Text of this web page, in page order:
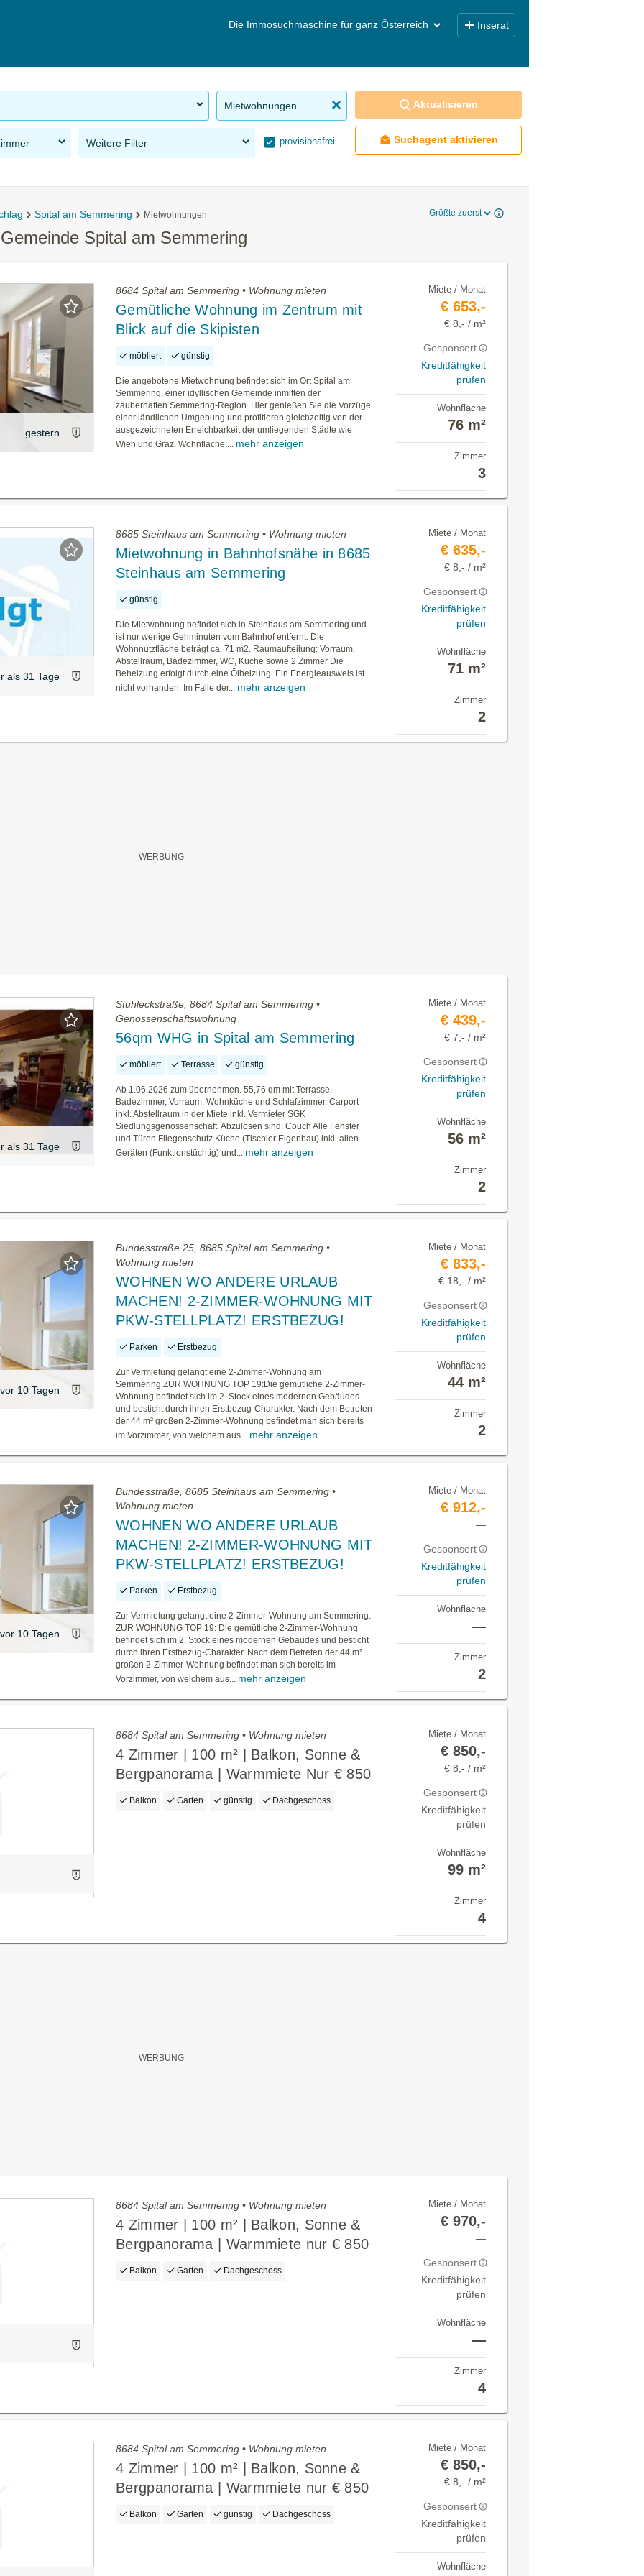
Die Immosuchmaschine für ganz Österreich Inserat
Mietwohnungen
Weitere Filter provisionsfrei
Aktualisieren
Suchagent aktivieren
Spital am Semmering Mietwohnungen Größte zuerst
Spital am Semmering
gestern
8684 Spital am Semmering • Wohnung mieten
Gemütliche Wohnung im Zentrum mit
Blick auf die Skipisten
möbliert günstig
Die angebotene Mietwohnung befindet sich im Ort Spital am
Semmering, einer idyllischen Gemeinde inmitten der
zauberhaften Semmering-Region. Hier genießen Sie die Vorzüge
einer ländlichen Umgebung und profitieren gleichzeitig von der
ausgezeichneten Erreichbarkeit der umliegenden Städte wie
Wien und Graz. Wohnfläche:... mehr anzeigen
Miete / Monat
€ 653,-
€ 8,- / m²
Gesponsert
Kreditfähigkeit
prüfen
Wohnfläche
76 m²
Zimmer
3
als 31 Tage
8685 Steinhaus am Semmering • Wohnung mieten
Mietwohnung in Bahnhofsnähe in 8685
Steinhaus am Semmering
günstig
Die Mietwohnung befindet sich in Steinhaus am Semmering und
ist nur wenige Gehminuten vom Bahnhof entfernt. Die
Wohnnutzfläche beträgt ca. 71 m2. Raumaufteilung: Vorraum,
Abstellraum, Badezimmer, WC, Küche sowie 2 Zimmer Die
Beheizung erfolgt durch eine Ölheizung. Ein Energieausweis ist
nicht vorhanden. Im Falle der... mehr anzeigen
Miete / Monat
€ 635,-
€ 8,- / m²
Gesponsert
Kreditfähigkeit
prüfen
Wohnfläche
71 m²
Zimmer
2
als 31 Tage
Stuhleckstraße, 8684 Spital am Semmering •
Genossenschaftswohnung
56qm WHG in Spital am Semmering
möbliert Terrasse günstig
Ab 1.06.2026 zum übernehmen. 55,76 qm mit Terrasse.
Badezimmer, Vorraum, Wohnküche und Schlafzimmer. Carport
inkl. Abstellraum in der Miete inkl. Vermieter SGK
Siedlungsgenossenschaft. Abzulösen sind: Couch Alle Fenster
und Türen Fliegenschutz Küche (Tischler Eigenbau) inkl. allen
Geräten (Funktionstüchtig) und... mehr anzeigen
Miete / Monat
€ 439,-
€ 7,- / m²
Gesponsert
Kreditfähigkeit
prüfen
Wohnfläche
56 m²
Zimmer
2
vor 10 Tagen
Bundesstraße 25, 8685 Spital am Semmering •
Wohnung mieten
WOHNEN WO ANDERE URLAUB
MACHEN! 2-ZIMMER-WOHNUNG MIT
PKW-STELLPLATZ! ERSTBEZUG!
Parken Erstbezug
Zur Vermietung gelangt eine 2-Zimmer-Wohnung am
Semmering.ZUR WOHNUNG TOP 19:Die gemütliche 2-Zimmer-
Wohnung befindet sich im 2. Stock eines modernen Gebäudes
und besticht durch ihren Erstbezug-Charakter. Nach dem Betreten
der 44 m² großen 2-Zimmer-Wohnung befindet man sich bereits
im Vorzimmer, von welchem aus... mehr anzeigen
Miete / Monat
€ 833,-
€ 18,- / m²
Gesponsert
Kreditfähigkeit
prüfen
Wohnfläche
44 m²
Zimmer
2
vor 10 Tagen
Bundesstraße, 8685 Steinhaus am Semmering •
Wohnung mieten
WOHNEN WO ANDERE URLAUB
MACHEN! 2-ZIMMER-WOHNUNG MIT
PKW-STELLPLATZ! ERSTBEZUG!
Parken Erstbezug
Zur Vermietung gelangt eine 2-Zimmer-Wohnung am Semmering.
ZUR WOHNUNG TOP 19: Die gemütliche 2-Zimmer-Wohnung
befindet sich im 2. Stock eines modernen Gebäudes und besticht
durch ihren Erstbezug-Charakter. Nach dem Betreten der 44 m²
großen 2-Zimmer-Wohnung befindet man sich bereits im
Vorzimmer, von welchem aus... mehr anzeigen
Miete / Monat
€ 912,-
—
Gesponsert
Kreditfähigkeit
prüfen
Wohnfläche
—
Zimmer
2
8684 Spital am Semmering • Wohnung mieten
4 Zimmer | 100 m² | Balkon, Sonne &
Bergpanorama | Warmmiete Nur € 850
Balkon Garten günstig Dachgeschoss
Miete / Monat
€ 850,-
€ 8,- / m²
Gesponsert
Kreditfähigkeit
prüfen
Wohnfläche
99 m²
Zimmer
4
8684 Spital am Semmering • Wohnung mieten
4 Zimmer | 100 m² | Balkon, Sonne &
Bergpanorama | Warmmiete nur € 850
Balkon Garten Dachgeschoss
Miete / Monat
€ 970,-
—
Gesponsert
Kreditfähigkeit
prüfen
Wohnfläche
—
Zimmer
4
8684 Spital am Semmering • Wohnung mieten
4 Zimmer | 100 m² | Balkon, Sonne &
Bergpanorama | Warmmiete nur € 850
Balkon Garten günstig Dachgeschoss
Miete / Monat
€ 850,-
€ 8,- / m²
Gesponsert
Kreditfähigkeit
prüfen
Wohnfläche